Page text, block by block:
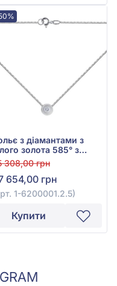
з діамантами з
золота 585° з
0,04ct, арт. 1-
308,00 грн
654,00 грн
1-6200001.2.5)
Купити